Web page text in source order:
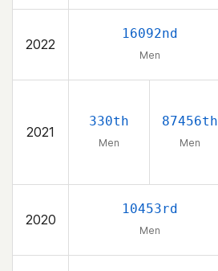
2022
16092nd
Men
2021
330th
Men
87456th
Men
2020
10453rd
Men